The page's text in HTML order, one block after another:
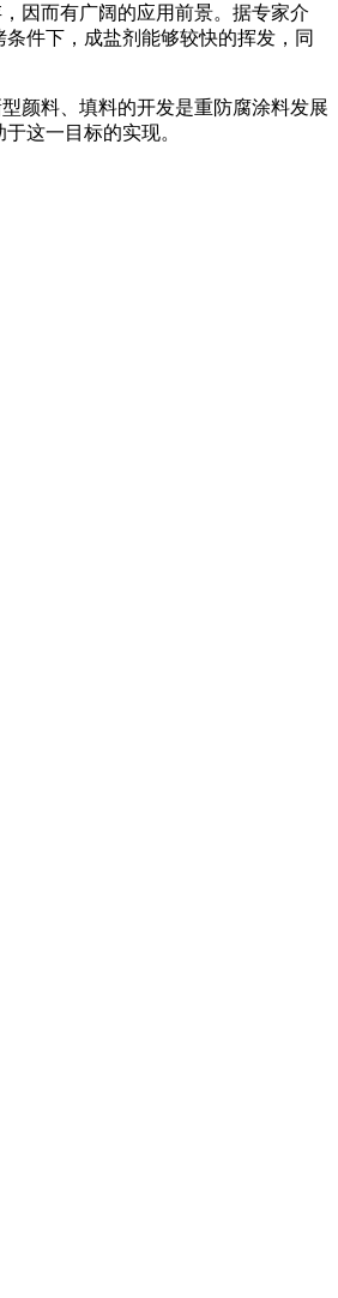
因而有广阔的应用前景。据专家介
件下，成盐剂能够较快的挥发，同
颜料、填料的开发是重防腐涂料发展
这一目标的实现。